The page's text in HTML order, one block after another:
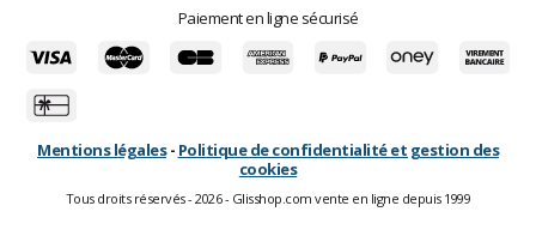
Paiement en ligne sécurisé
Mentions légales- Politique de confidentialité et gestion des
cookies
Tous droits réservés - 2026 - Glisshop.com vente en ligne depuis 1999